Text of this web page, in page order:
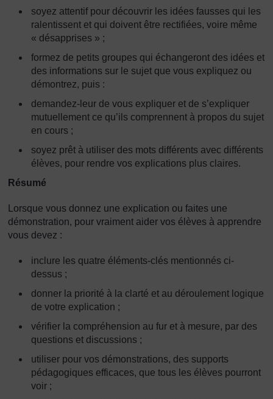
soyez attentif pour découvrir les idées fausses qui les
ralentissent et qui doivent être rectifiées, voire même
« désapprises » ;
formez de petits groupes qui échangeront des idées et
des informations sur le sujet que vous expliquez ou
démontrez, puis :
demandez-leur de vous expliquer et de s’expliquer
mutuellement ce qu’ils comprennent à propos du sujet
en cours ;
soyez prêt à utiliser des mots différents avec différents
élèves, pour rendre vos explications plus claires.
Résumé
Lorsque vous donnez une explication ou faites une
démonstration, pour vraiment aider vos élèves à apprendre
vous devez :
inclure les quatre éléments-clés mentionnés ci-
dessus ;
donner la priorité à la clarté et au déroulement logique
de votre explication ;
vérifier la compréhension au fur et à mesure, par des
questions et discussions ;
utiliser pour vos démonstrations, des supports
pédagogiques efficaces, que tous les élèves pourront
voir ;